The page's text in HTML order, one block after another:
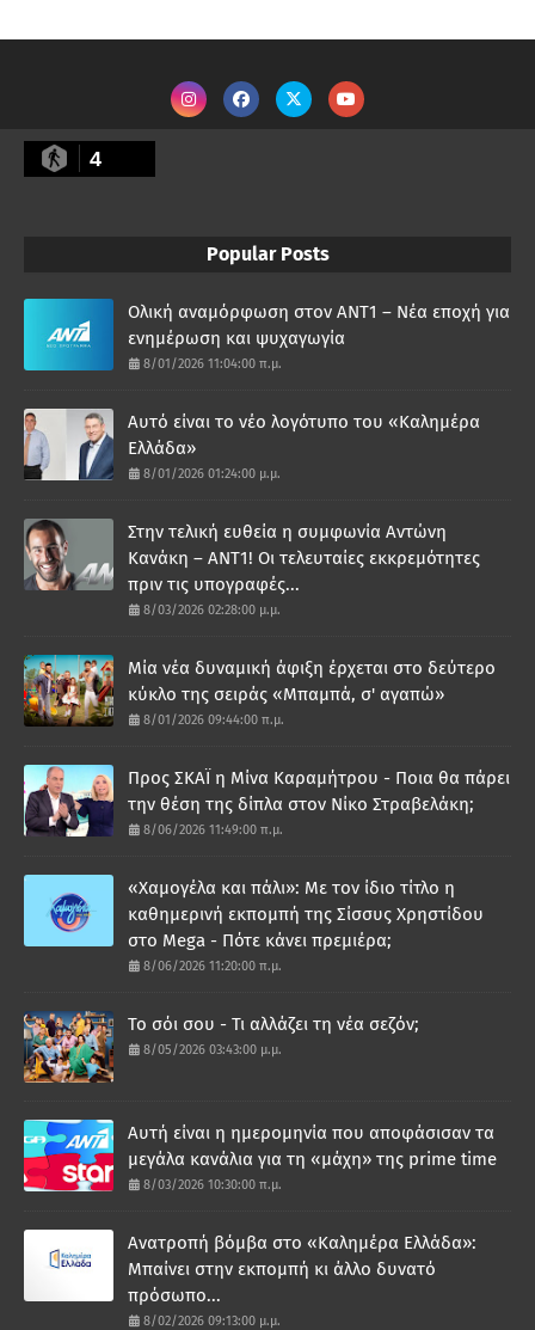
4
Popular Posts
Ολική αναμόρφωση στον ΑΝΤ1 – Νέα εποχή για
ενημέρωση και ψυχαγωγία
8/01/2026 11:04:00 π.μ.
Αυτό είναι το νέο λογότυπο του «Καλημέρα
Ελλάδα»
8/01/2026 01:24:00 μ.μ.
Στην τελική ευθεία η συμφωνία Αντώνη
Κανάκη – ΑΝΤ1! Οι τελευταίες εκκρεμότητες
πριν τις υπογραφές...
8/03/2026 02:28:00 μ.μ.
Μία νέα δυναμική άφιξη έρχεται στο δεύτερο
κύκλο της σειράς «Μπαμπά, σ' αγαπώ»
8/01/2026 09:44:00 π.μ.
Προς ΣΚΑΪ η Μίνα Καραμήτρου - Ποια θα πάρει
την θέση της δίπλα στον Νίκο Στραβελάκη;
8/06/2026 11:49:00 π.μ.
«Χαμογέλα και πάλι»: Με τον ίδιο τίτλο η
καθημερινή εκπομπή της Σίσσυς Χρηστίδου
στο Mega - Πότε κάνει πρεμιέρα;
8/06/2026 11:20:00 π.μ.
Το σόι σου - Τι αλλάζει τη νέα σεζόν;
8/05/2026 03:43:00 μ.μ.
Αυτή είναι η ημερομηνία που αποφάσισαν τα
μεγάλα κανάλια για τη «μάχη» της prime time
8/03/2026 10:30:00 π.μ.
Ανατροπή βόμβα στο «Καλημέρα Ελλάδα»:
Μπαίνει στην εκπομπή κι άλλο δυνατό
πρόσωπο...
8/02/2026 09:13:00 μ.μ.